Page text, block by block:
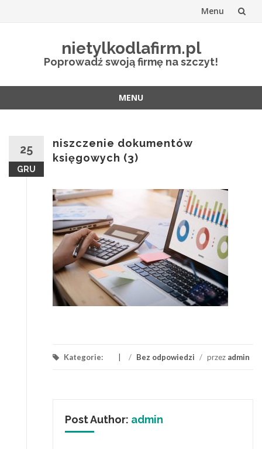
Menu
nietylkodlafirm.pl
Poprowadź swoją firmę na szczyt!
MENU
25
GRU
niszczenie dokumentów
księgowych (3)
Kategorie: / Bez odpowiedzi / przez admin
Post Author: admin